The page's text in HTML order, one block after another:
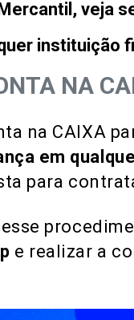
veja
instituição
NA
na CAIXA
em
para
esse
e realizar a